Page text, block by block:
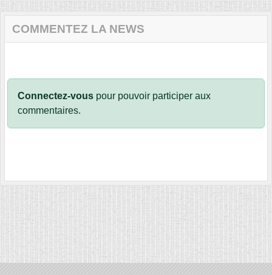
COMMENTEZ LA NEWS
Connectez-vous pour pouvoir participer aux
commentaires.